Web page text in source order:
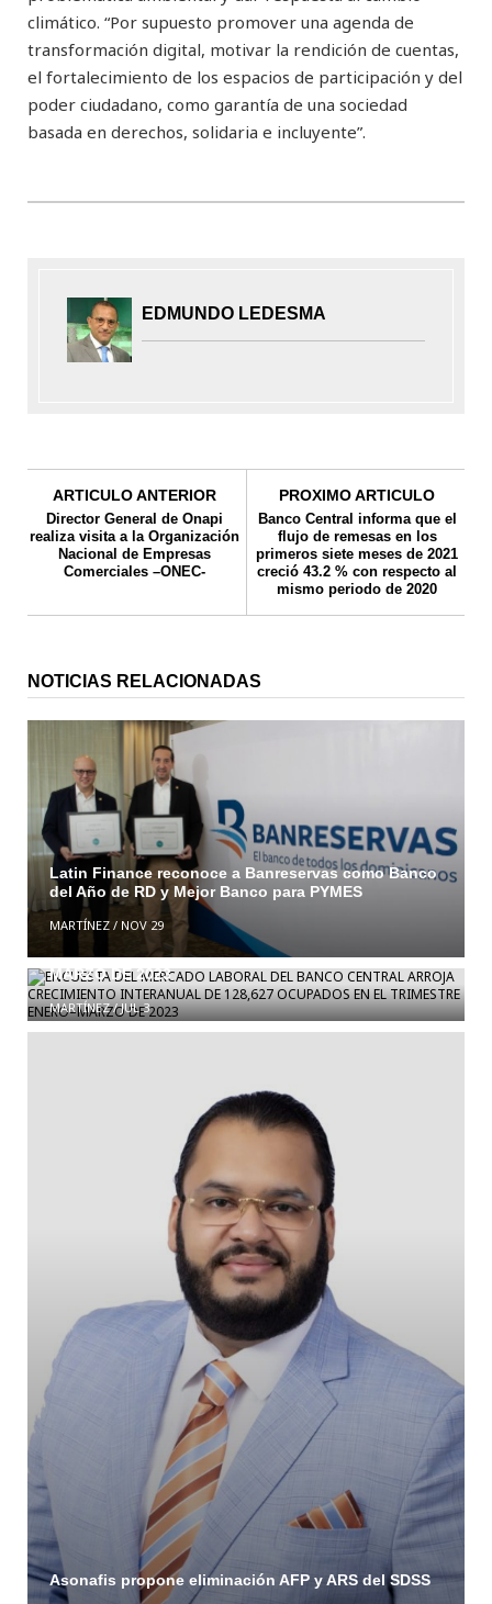
climático. “Por supuesto promover una agenda de
transformación digital, motivar la rendición de cuentas,
el fortalecimiento de los espacios de participación y del
poder ciudadano, como garantía de una sociedad
basada en derechos, solidaria e incluyente”.
EDMUNDO LEDESMA
ARTICULO ANTERIOR
Director General de Onapi
realiza visita a la Organización
Nacional de Empresas
Comerciales –ONEC-
PROXIMO ARTICULO
Banco Central informa que el
flujo de remesas en los
primeros siete meses de 2021
creció 43.2 % con respecto al
mismo periodo de 2020
NOTICIAS RELACIONADAS
Latin Finance reconoce a Banreservas como Banco
del Año de RD y Mejor Banco para PYMES
MARTÍNEZ/ NOV 29
ENCUESTA DEL MERCADO LABORAL DEL BANCO
CENTRAL ARROJA CRECIMIENTO INTERANUAL DE
128,627 OCUPADOS EN EL TRIMESTRE ENERO–
MARZO DE 2023
MARTÍNEZ/JUL 3
Asonafis propone eliminación AFP y ARS del SDSS